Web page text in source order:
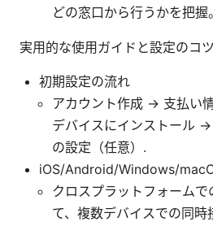
どの窓口から行うかを把握。
実用的な使用ガイドと設定のコツ
初期設定の流れ
アカウント作成 → 支払い
デバイスにインストール
の設定（任意）.
iOS/Android/Windows/
クロスプラットフォーム
て、複数デバイスでの同